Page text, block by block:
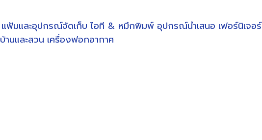
แฟ้มและอุปกรณ์จัดเก็บ ไอที & หมึกพิมพ์ อุปกรณ์นำเสนอ เฟอร์นิเจอร์
บ้านและสวน เครื่องฟอกอากาศ